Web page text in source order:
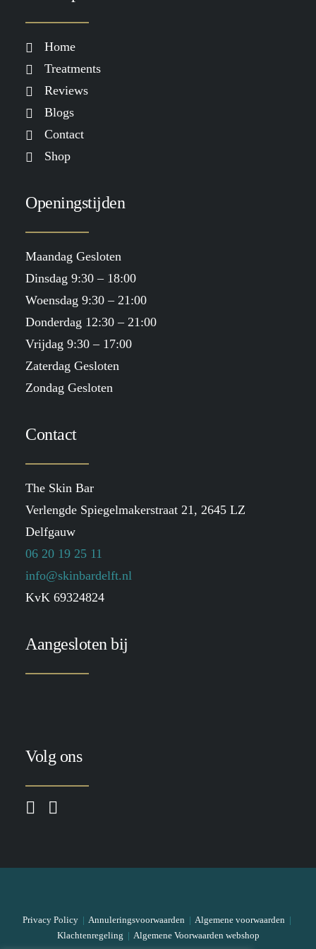
Home
Treatments
Reviews
Blogs
Contact
Shop
Openingstijden
Maandag Gesloten
Dinsdag 9:30 – 18:00
Woensdag 9:30 – 21:00
Donderdag 12:30 – 21:00
Vrijdag 9:30 – 17:00
Zaterdag Gesloten
Zondag Gesloten
Contact
The Skin Bar
Verlengde Spiegelmakerstraat 21, 2645 LZ
Delfgauw
06 20 19 25 11
info@skinbardelft.nl
KvK 69324824
Aangesloten bij
Volg ons
Privacy Policy | Annuleringsvoorwaarden | Algemene voorwaarden |
Klachtenregeling | Algemene Voorwaarden webshop